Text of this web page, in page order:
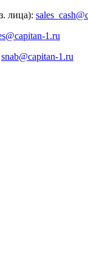
лица):
1.ru
snab@capitan-1.ru